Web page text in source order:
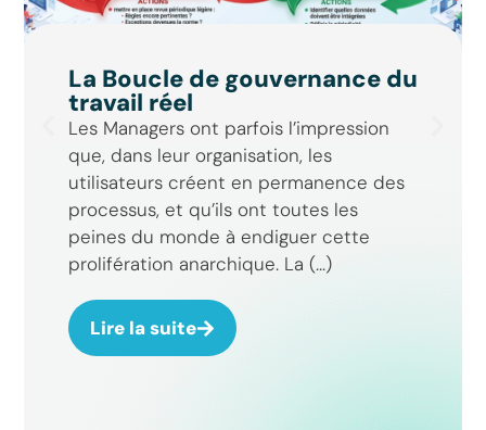
La Boucle de gouvernance du
travail réel
Les Managers ont parfois l’impression
que, dans leur organisation, les
utilisateurs créent en permanence des
processus, et qu’ils ont toutes les
peines du monde à endiguer cette
prolifération anarchique. La (...)
Lire la suite